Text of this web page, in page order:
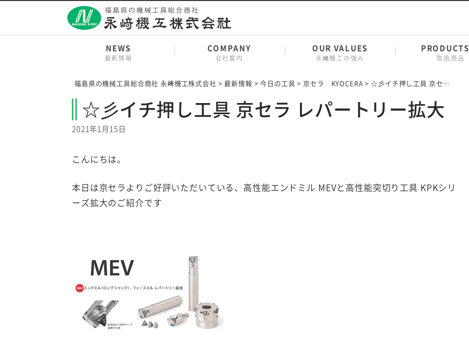
content
NEWS
最新情報
COMPANY
会社案内
OUR VALUES
永﨑機工の強み
PRODUCTS
取扱商品
福島県の機械工具総合商社 永﨑機工株式会社 > 最新情報 >今日の工具 > 京セラ KYOCERA >☆彡イチ押し工具 京セラ レパートリー拡大
☆彡イチ押し工具 京セラ レパートリー拡大
2021年1月15日
こんにちは。
本日は京セラよりご好評いただいている、高性能エンドミル MEVと高性能突切り工具 KPKシリ
ーズ拡大のご紹介です